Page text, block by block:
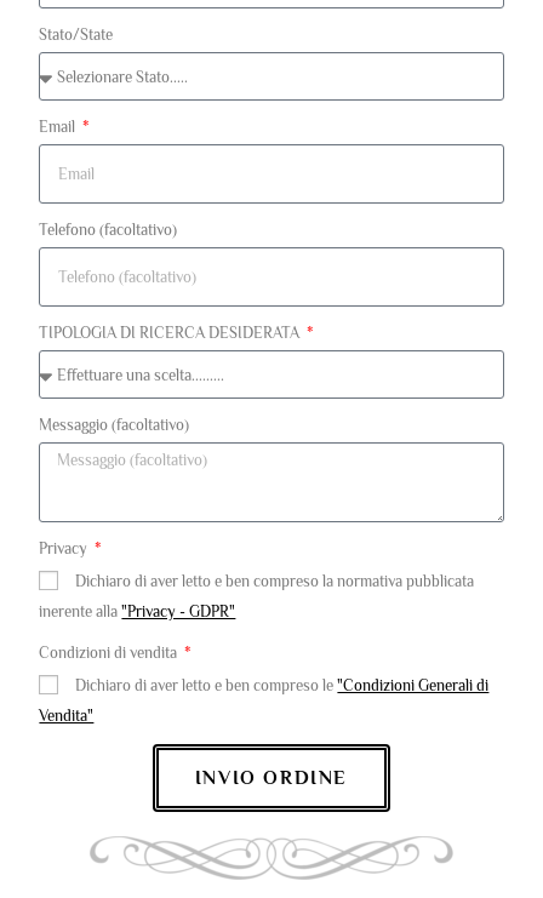
Stato/State
Email
Telefono (facoltativo)
TIPOLOGIA DI RICERCA DESIDERATA
Messaggio (facoltativo)
Privacy
Dichiaro di aver letto e ben compreso la normativa pubblicata
inerente alla"Privacy - GDPR"
Condizioni di vendita
Dichiaro di aver letto e ben compreso le"Condizioni Generali di
Vendita"
INVIO ORDINE